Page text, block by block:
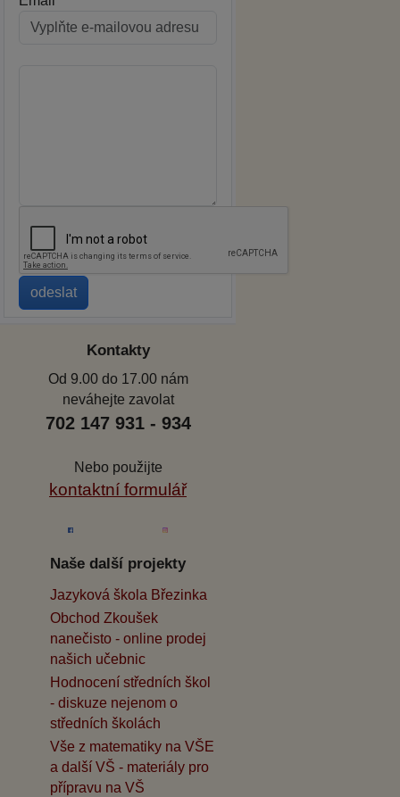
Kontakty
Od 9.00 do 17.00 nám
neváhejte zavolat
702 147 931 - 934
Nebo použijte
kontaktní formulář
Naše další projekty
Jazyková škola Březinka
Obchod Zkoušek
nanečisto - online prodej
našich učebnic
Hodnocení středních škol
- diskuze nejenom o
středních školách
Vše z matematiky na VŠE
a další VŠ - materiály pro
přípravu na VŠ